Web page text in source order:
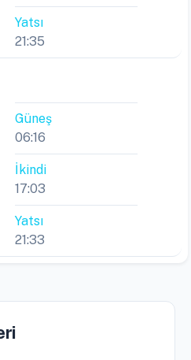
Yatsı
21:35
Güneş
06:16
İkindi
17:03
Yatsı
21:33